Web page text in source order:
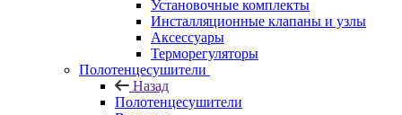
Установочные комплекты
Инсталляционные клапаны и узлы
Аксессуары
Терморегуляторы
Полотенцесушители
Назад
Полотенцесушители